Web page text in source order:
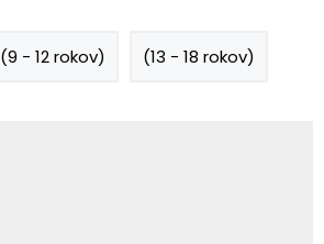
(9 - 12 rokov) (13 - 18 rokov)